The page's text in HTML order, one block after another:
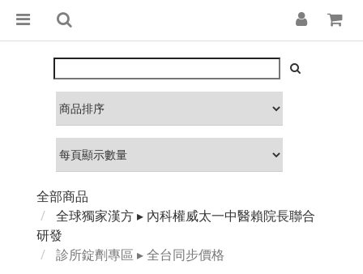
全部商品
全球獨家漢方 ▸ 內科權威太一中醫賴院長聯合
研發
診所錠劑專區 ▸ 全台同步價格